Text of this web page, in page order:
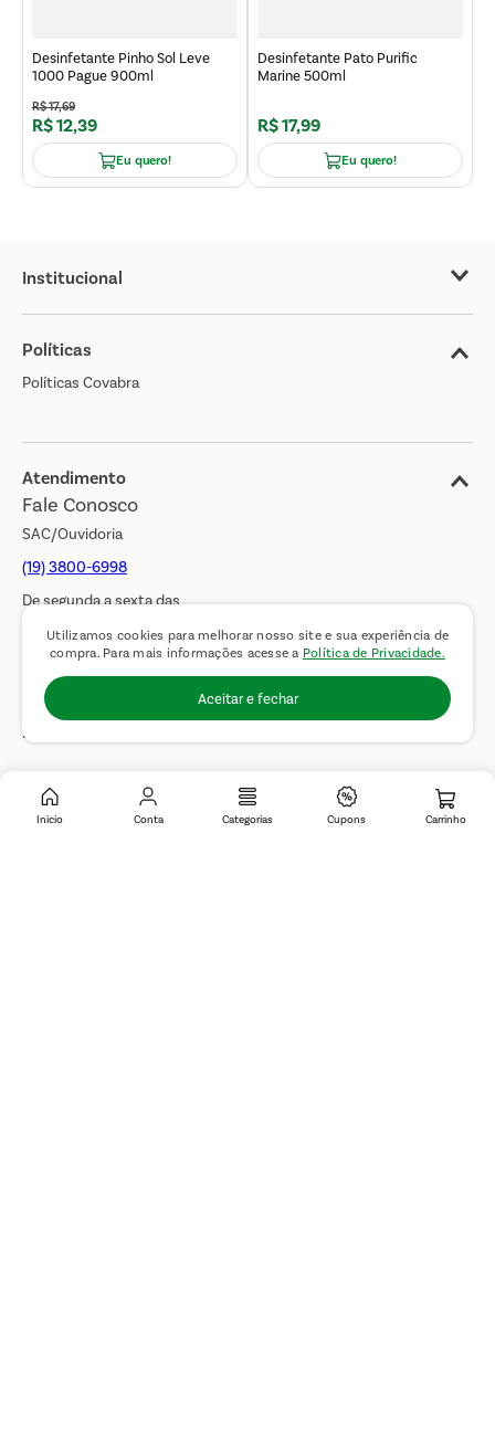
Utilizamos cookies para melhorar nosso site e sua experiência de
compra. Para mais informações acesse a Política de Privacidade.
Aceitar e fechar
Inicio Conta Categorias Cupons
Desinfetante Pinho Sol Leve
1000 Pague 900ml
R$17,69
R$12,39
Eu quero!
Desinfetante Pato Purific
Marine 500ml
R$17,99
Eu quero!
Institucional
Sobre o Covabra
Nossas Lojas
Cliente Bem Estar
Jornal de Ofertas
Transparência Salarial
Políticas
Políticas Covabra
Atendimento
Fale Conosco
SAC/Ouvidoria
(19) 3800-6998
De segunda a sexta das
08h00 às 17h00. Sábados
das 08h00 às 14h00.
WhatsApp:
(19) 99900-3133
E-mail:
Outros Contatos